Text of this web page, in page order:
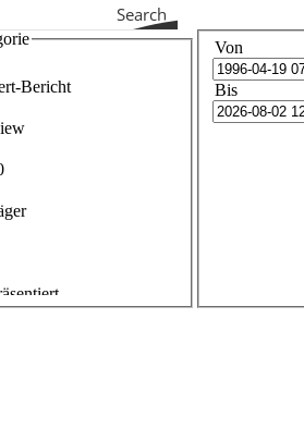
Search
Bericht
Von
Bis